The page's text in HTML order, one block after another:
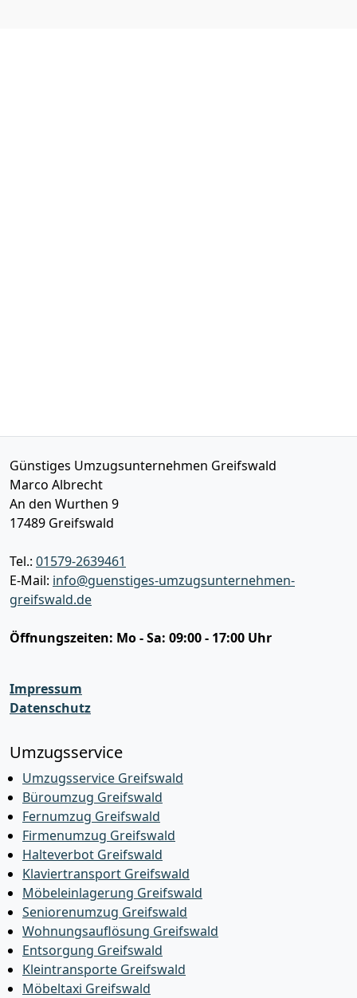
Günstiges Umzugsunternehmen Greifswald
Marco Albrecht
An den Wurthen 9
17489 Greifswald
Tel.: 01579-2639461
E-Mail: info@guenstiges-umzugsunternehmen-
greifswald.de
Öffnungszeiten: Mo - Sa: 09:00 - 17:00 Uhr
Impressum
Datenschutz
Umzugsservice
Umzugsservice Greifswald
Büroumzug Greifswald
Fernumzug Greifswald
Firmenumzug Greifswald
Halteverbot Greifswald
Klaviertransport Greifswald
Möbeleinlagerung Greifswald
Seniorenumzug Greifswald
Wohnungsauflösung Greifswald
Entsorgung Greifswald
Kleintransporte Greifswald
Möbeltaxi Greifswald